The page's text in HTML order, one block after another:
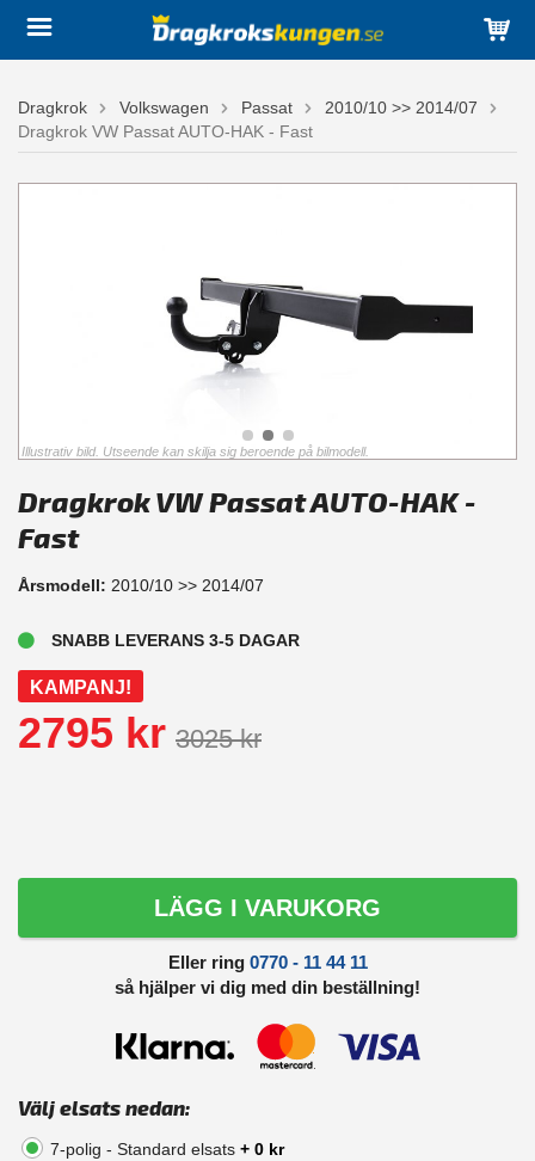
Dragkrok Volkswagen Passat
2010/10 >> 2014/07
Dragkrok VW Passat AUTO-HAK - Fast
Illustrativ bild. Utseende kan skilja sig beroende på bilmodell.
Dragkrok VW Passat AUTO-HAK -
Fast
Årsmodell: 2010/10 >> 2014/07
SNABB LEVERANS 3-5 DAGAR
KAMPANJ!
2795 kr 3025 kr
LÄGG I VARUKORG
Eller ring 0770 - 11 44 11
så hjälper vi dig med din beställning!
Välj elsats nedan:
7-polig - Standard elsats + 0 kr